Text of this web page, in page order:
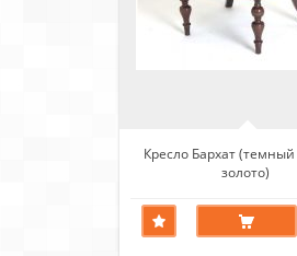
Кресло Бархат
золото)